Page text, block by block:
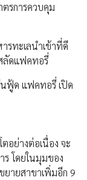
รการควบคุม
รทะเลนำเข้าที่ดี
ลัดแฟคทอรี่
ฟู้ด แฟคทอรี่ เปิด
อย่างต่อเนื่อง จะ
ร โดยในมุมของ
ายสาขาเพิ่มอีก 9